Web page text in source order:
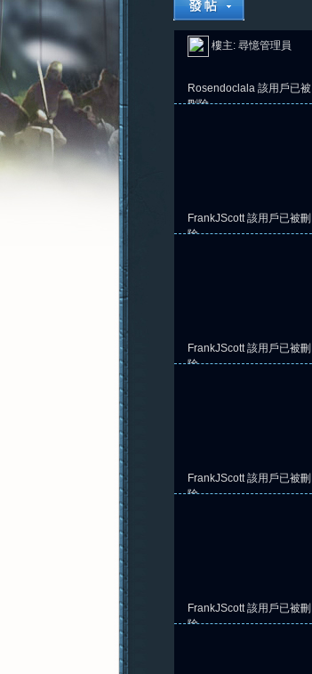
» ›
樓主: 尋憶管理員
Rosendoclala 該用戶已被
刪除
FrankJScott該用戶已被刪
除
FrankJScott該用戶已被刪
除
FrankJScott該用戶已被刪
除
FrankJScott該用戶已被刪
除